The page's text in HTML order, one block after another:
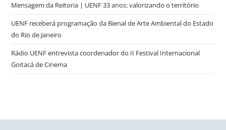
Mensagem da Reitoria | UENF 33 anos: valorizando o território
UENF receberá programação da Bienal de Arte Ambiental do Estado
do Rio de Janeiro
Rádio UENF entrevista coordenador do II Festival Internacional
Goitacá de Cinema